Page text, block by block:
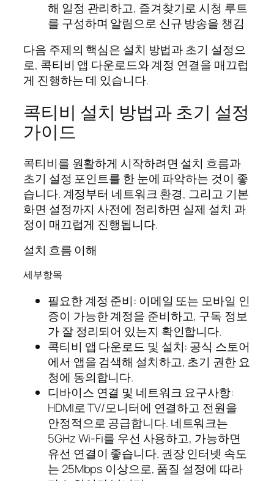
해 일정 관리하고, 즐겨찾기로 시청 루트
를 구성하며 알림으로 신규 방송을 챙김
다음 주제의 핵심은 설치 방법과 초기 설정으
로, 콕티비 앱 다운로드와 계정 연결을 매끄럽
게 진행하는 데 있습니다.
콕티비 설치 방법과 초기 설정
가이드
콕티비를 원활하게 시작하려면 설치 흐름과
초기 설정 포인트를 한 눈에 파악하는 것이 좋
습니다. 계정부터 네트워크 환경, 그리고 기본
화면 설정까지 사전에 정리하면 실제 설치 과
정이 매끄럽게 진행됩니다.
설치 흐름 이해
세부항목
필요한 계정 준비: 이메일 또는 모바일 인
증이 가능한 계정을 준비하고, 구독 정보
가 잘 정리되어 있는지 확인합니다.
콕티비 앱 다운로드 및 설치: 공식 스토어
에서 앱을 검색해 설치하고, 초기 권한 요
청에 동의합니다.
디바이스 연결 및 네트워크 요구사항:
HDMI로 TV/모니터에 연결하고 전원을
안정적으로 공급합니다. 네트워크는
5GHz Wi‑Fi를 우선 사용하고, 가능하면
유선 연결이 좋습니다. 권장 인터넷 속도
는 25Mbps 이상으로, 품질 설정에 따라